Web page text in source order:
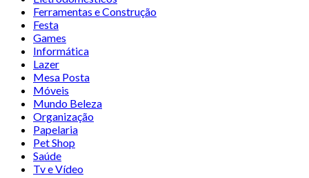
Ferramentas e Construção
Festa
Games
Informática
Lazer
Mesa Posta
Móveis
Mundo Beleza
Organização
Papelaria
Pet Shop
Saúde
Tv e Vídeo